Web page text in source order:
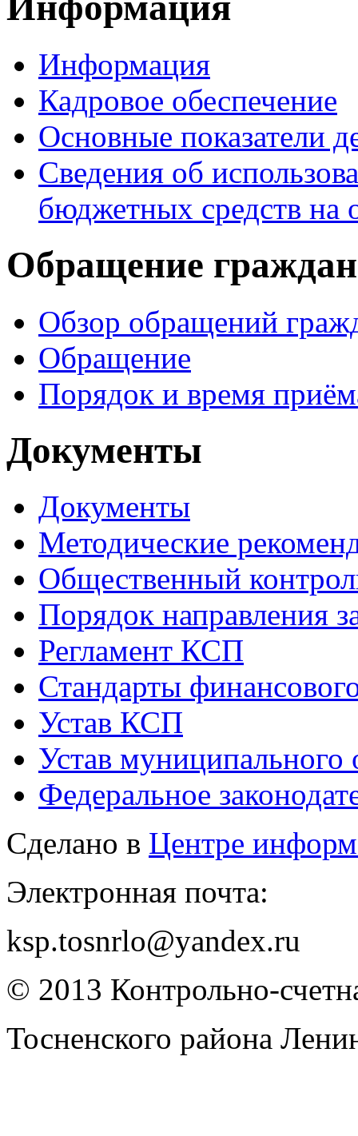
Информация
Кадровое обеспечение
Основные показатели
Сведения об
бюджетных средств на
Обращение
Обзор обращений
Обращение
Порядок и время
Документы
Документы
Методические
Общественный
Порядок направления
Регламент КСП
Стандарты
Устав КСП
Устав муниципального
Федеральное
Сделано в Центре
Электронная почта:
ksp.tosnrlo@yandex.ru
© 2013 Контрольно-
Тосненского района